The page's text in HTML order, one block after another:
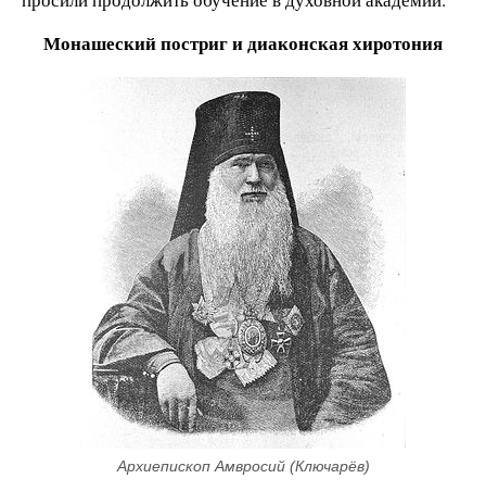
Монашеский постриг и диаконская хиротония
​Архиепископ Амвросий (Ключарёв)